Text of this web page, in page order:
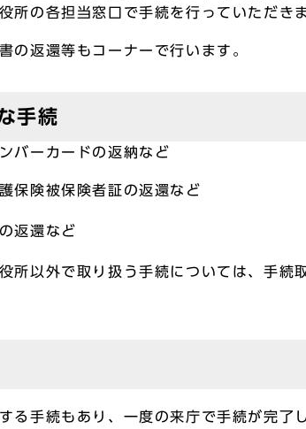
所の各担当窓口で手続を行っていただき
の返還等もコーナーで行います。
手続
ーカードの返納など
険被保険者証の返還など
返還など
以外で取り扱う手続については、手続
る手続もあり、一度の来庁で手続が完了